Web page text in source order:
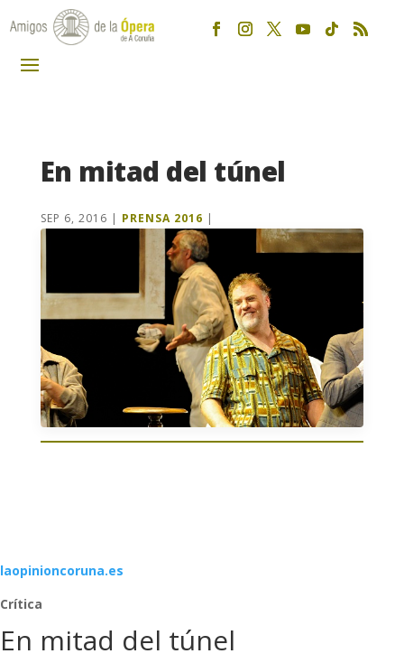
En mitad del túnel
SEP 6, 2016 | PRENSA 2016 |
laopinioncoruna.es
Crítica
En mitad del túnel